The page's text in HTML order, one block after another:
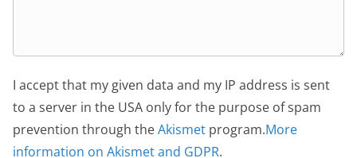
I accept that my given data and my IP address is sent
to a server in the USA only for the purpose of spam
prevention through theAkismet program.More
information on Akismet and GDPR.